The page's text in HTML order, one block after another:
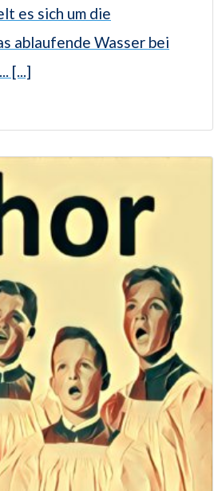
es sich um die
ablaufende Wasser bei
[...]